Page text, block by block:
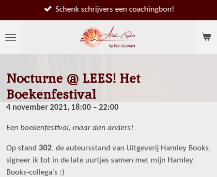
direct
naar
Schenk schrijvers een coachingbon!
Nocturne @ LEES! Het
Boekenfestival
4 november 2021, 18:00 – 22:00
Een boekenfestival, maar dan anders!
Op stand 302, de auteursstand van Uitgeverij Hamley Books,
signeer ik tot in de late uurtjes samen met mijn Hamley
Books-collega's :)